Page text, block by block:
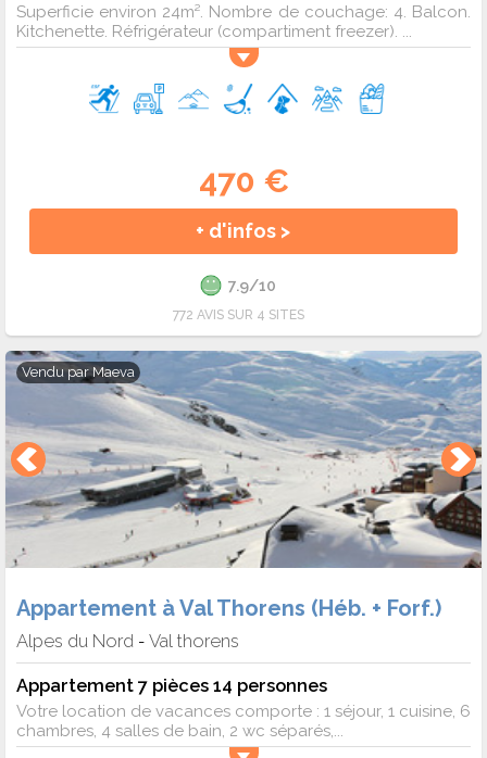
Superficie environ 24m². Nombre de couchage: 4. Balcon.
Kitchenette. Réfrigérateur (compartiment freezer). ...
470 €
+ d'infos >
7.9/10
772 AVIS SUR 4 SITES
Vendu par Maeva
Appartement à Val Thorens (Héb. + Forf.)
Alpes du Nord - Val thorens
Appartement 7 pièces 14 personnes
Votre location de vacances comporte : 1 séjour, 1 cuisine, 6
chambres, 4 salles de bain, 2 wc séparés,...